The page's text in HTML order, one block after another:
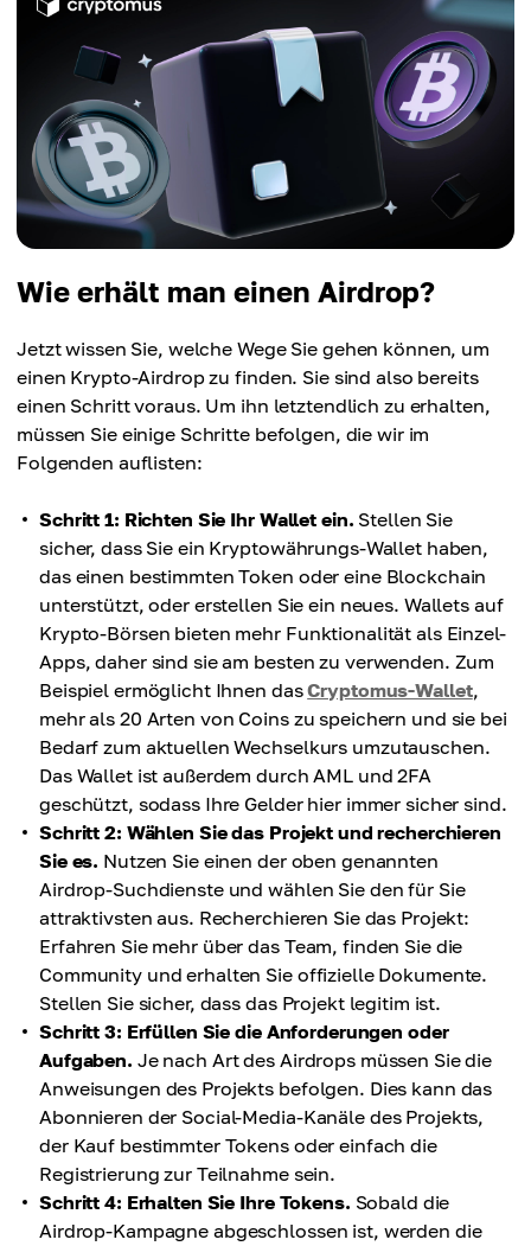
Wie erhält man einen Airdrop?
Jetzt wissen Sie, welche Wege Sie gehen können, um
einen Krypto-Airdrop zu finden. Sie sind also bereits
einen Schritt voraus. Um ihn letztendlich zu erhalten,
müssen Sie einige Schritte befolgen, die wir im
Folgenden auflisten:
Schritt 1: Richten Sie Ihr Wallet ein. Stellen Sie
sicher, dass Sie ein Kryptowährungs-Wallet haben,
das einen bestimmten Token oder eine Blockchain
unterstützt, oder erstellen Sie ein neues. Wallets auf
Krypto-Börsen bieten mehr Funktionalität als Einzel-
Apps, daher sind sie am besten zu verwenden. Zum
Beispiel ermöglicht Ihnen dasCryptomus-Wallet,
mehr als 20 Arten von Coins zu speichern und sie bei
Bedarf zum aktuellen Wechselkurs umzutauschen.
Das Wallet ist außerdem durch AML und 2FA
geschützt, sodass Ihre Gelder hier immer sicher sind.
Schritt 2: Wählen Sie das Projekt und recherchieren
Sie es. Nutzen Sie einen der oben genannten
Airdrop-Suchdienste und wählen Sie den für Sie
attraktivsten aus. Recherchieren Sie das Projekt:
Erfahren Sie mehr über das Team, finden Sie die
Community und erhalten Sie offizielle Dokumente.
Stellen Sie sicher, dass das Projekt legitim ist.
Schritt 3: Erfüllen Sie die Anforderungen oder
Aufgaben. Je nach Art des Airdrops müssen Sie die
Anweisungen des Projekts befolgen. Dies kann das
Abonnieren der Social-Media-Kanäle des Projekts,
der Kauf bestimmter Tokens oder einfach die
Registrierung zur Teilnahme sein.
Schritt 4: Erhalten Sie Ihre Tokens. Sobald die
Airdrop-Kampagne abgeschlossen ist, werden die